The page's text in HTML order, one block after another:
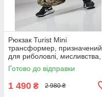
Рюкзак Turist Mini
трансформер, призначений
для риболовлі, мисливства,
туризму, на 30-50л, колір
піксель
Готово до відправки
1 490 ₴ 2 980 ₴